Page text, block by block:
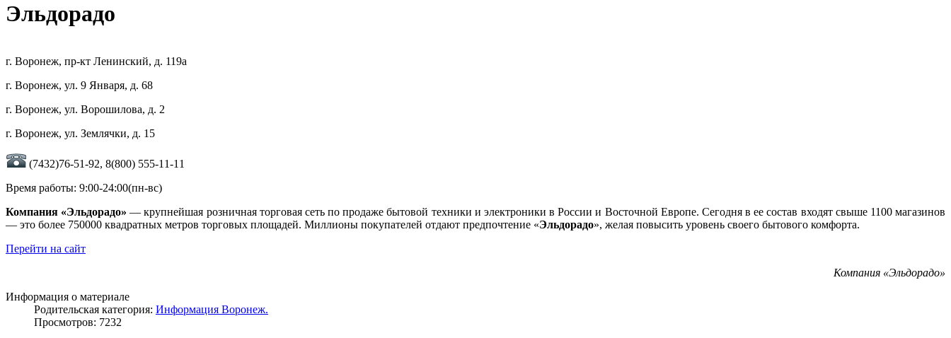
Эльдорадо
г. Воронеж, пр-кт Ленинский, д. 119а
г. Воронеж, ул. 9 Января, д. 68
г. Воронеж, ул. Ворошилова, д. 2
г. Воронеж, ул. Землячки, д. 15
(7432)76-51-92, 8(800) 555-11-11
Время работы: 9:00-24:00(пн-вс)
Компания «Эльдорадо» — крупнейшая розничная торговая сеть по продаже бытовой техники и электроники в России и Восточной Европе. Сегодня в ее состав входят свыше 1100 магазинов
— это более 750000 квадратных метров торговых площадей. Миллионы покупателей отдают предпочтение «Эльдорадо», желая повысить уровень своего бытового комфорта.
Перейти на сайт
Компания «Эльдорадо»
Информация о материале
Родительская категория: Информация Воронеж.
Просмотров: 7232